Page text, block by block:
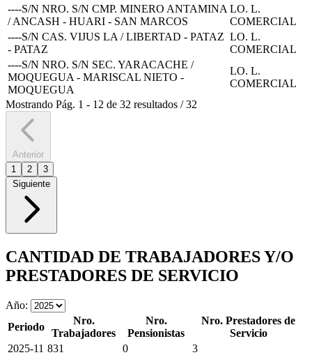
----S/N NRO. S/N CMP. MINERO ANTAMINA
/ ANCASH - HUARI - SAN MARCOS
LO. L.
COMERCIAL
----S/N CAS. VIJUS LA / LIBERTAD - PATAZ
- PATAZ
LO. L.
COMERCIAL
----S/N NRO. S/N SEC. YARACACHE /
MOQUEGUA - MARISCAL NIETO -
MOQUEGUA
LO. L.
COMERCIAL
Mostrando Pág. 1 - 12 de 32 resultados /32
Anterior
1
2
3
Siguiente
CANTIDAD DE TRABAJADORES Y/O
PRESTADORES DE SERVICIO
Año:
Periodo
Nro.
Trabajadores
Nro.
Pensionistas
Nro. Prestadores de
Servicio
2025-11 831 0
3